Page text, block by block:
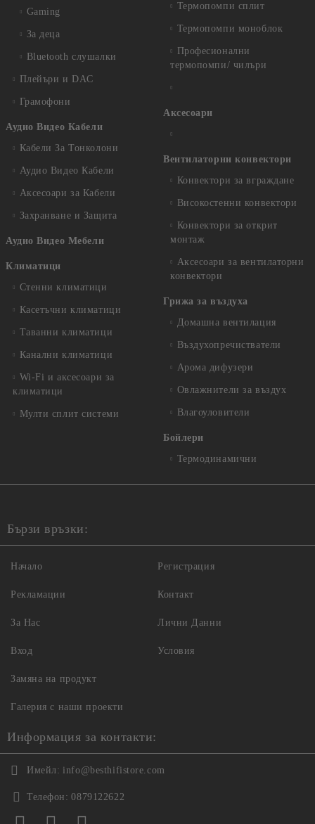
Gaming
За деца
Bluetooth слушалки
Плейъри и DAC
Грамофони
Аудио Видео Кабели
Кабели За Тонколони
Аудио Видео Кабели
Аксесоари за Кабели
Захранване и Защита
Аудио Видео Мебели
Климатици
Стенни климатици
Касетъчни климатици
Таванни климатици
Канални климатици
Wi-Fi и аксесоари за
климатици
Мулти сплит системи
Термопомпи сплит
Термопомпи моноблок
Професионални
термопомпи/ чилъри
Аксесоари
Вентилаторни конвектори
Конвектори за вграждане
Високостенни конвектори
Конвектори за открит
монтаж
Аксесоари за вентилаторни
конвектори
Грижа за въздуха
Домашна вентилация
Въздухопречистватели
Арома дифузери
Овлажнители за въздух
Влагоуловители
Бойлери
Термодинамични
Бързи връзки:
Начало
Рекламации
За Нас
Вход
Регистрация
Контакт
Лични Данни
Условия
Замяна на продукт
Галерия с наши проекти
Информация за контакти:
Имейл: info@besthifistore.com
Телефон: 0879122622